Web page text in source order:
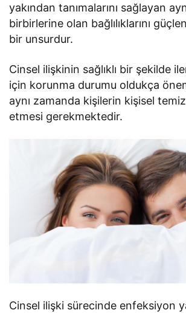
yakından tanımalarını sağlayan
birbirlerine olan bağlılıklarını
bir unsurdur.
Cinsel ilişkinin sağlıklı bir şekilde
için korunma durumu oldukça
aynı zamanda kişilerin kişisel
etmesi gerekmektedir.
Cinsel ilişki sürecinde enfeksiyon